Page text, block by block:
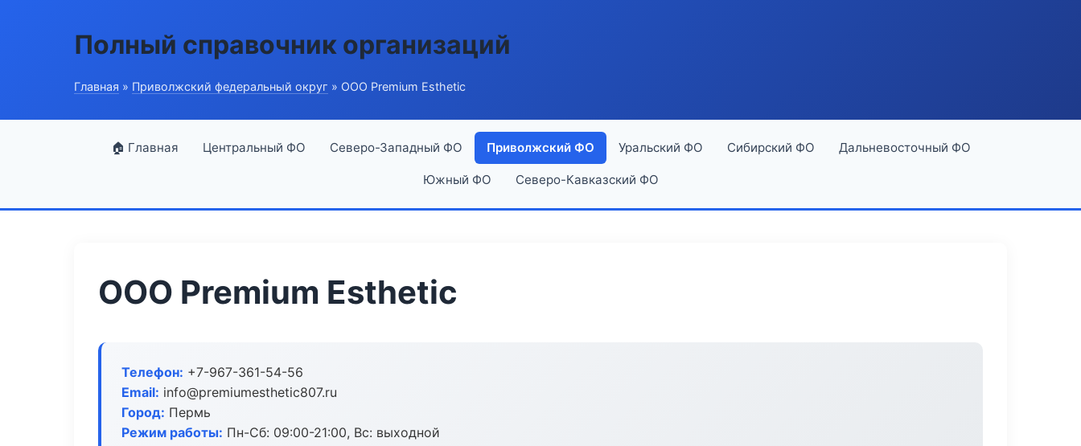
Полный справочник организаций
Главная » Приволжский федеральный округ » ООО Premium Esthetic
🏠 Главная Центральный ФО Северо-Западный ФО Приволжский ФО Уральский ФО Сибирский ФО Дальневосточный ФО
Южный ФО Северо-Кавказский ФО
ООО Premium Esthetic
Телефон: +7-967-361-54-56
Email: info@premiumesthetic807.ru
Город: Пермь
Режим работы: Пн-Сб: 09:00-21:00, Вс: выходной